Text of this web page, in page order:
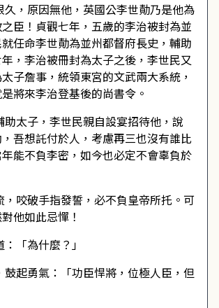
久，原因無他，英國公李世勣乃是他為
臣！貞觀七年，五歲的李治被封為並
任命李世勣為並州都督府長史，輔助
，李治被冊封為太子之後，李世民又
子詹事，統領東宮的文武兩大系統，
將來李治登基後的尚書令。
助太子，李世民親自設宴招待他，說
吾想託付於人，考慮再三也沒有誰比
能不負李密，如今也必定不會辜負於
，咬破手指發誓，必不負皇帝所托。可
他如此忌憚！
「為什麼？」
鼓起勇氣：「功臣悍將，位極人臣，但